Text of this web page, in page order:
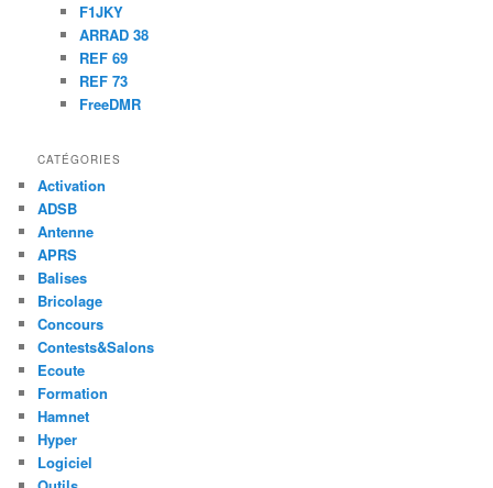
F1JKY
ARRAD 38
REF 69
REF 73
FreeDMR
CATÉGORIES
Activation
ADSB
Antenne
APRS
Balises
Bricolage
Concours
Contests&Salons
Ecoute
Formation
Hamnet
Hyper
Logiciel